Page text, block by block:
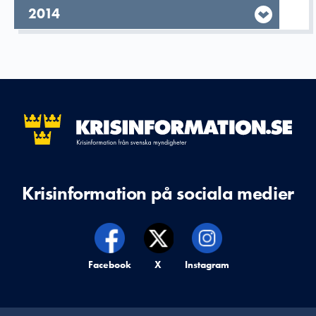
År,
2014
Krisinformation på sociala medier
Krisinformation på,
Facebook Krisinformation på,
X Krisinformation på,
Instagram